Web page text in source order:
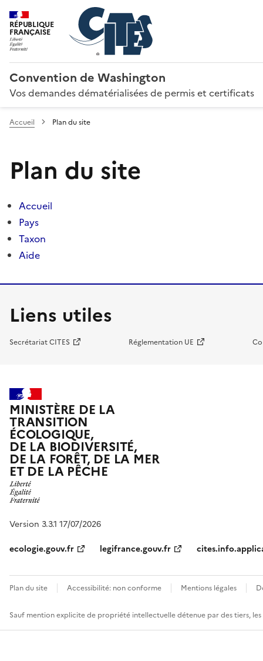
RÉPUBLIQUE
FRANÇAISE
Convention de Washington
Vos demandes dématérialisées de permis et certificats
Accueil Plan du site
Plan du site
Accueil
Pays
Taxon
Aide
Liens utiles
Secrétariat CITES Réglementation UE
MINISTÈRE DE LA
TRANSITION
ÉCOLOGIQUE,
DE LA BIODIVERSITÉ,
DE LA FORÊT, DE LA MER
ET DE LA PÊCHE
Version 3.3.1 17/07/2026
ecologie.gouv.fr
legifrance.gouv.fr
Plan du site Accessibilité: non conforme Mentions légales
Sauf mention explicite de propriété intellectuelle détenue par des tiers,